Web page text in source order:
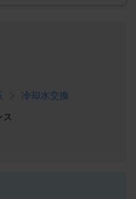
冷却水交換
ス